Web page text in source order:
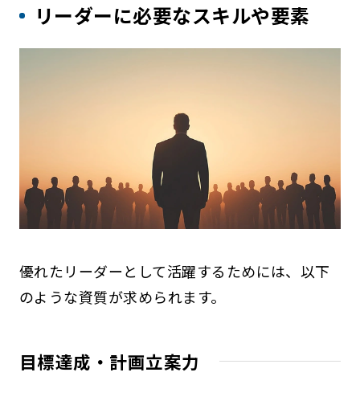
リーダーに必要なスキルや要素
優れたリーダーとして活躍するためには、以下
のような資質が求められます。
目標達成・計画立案力